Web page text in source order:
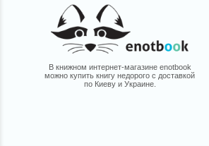
В книжном интернет-магазине enotbook
можно купить книгу недорого с доставкой
по Киеву и Украине.